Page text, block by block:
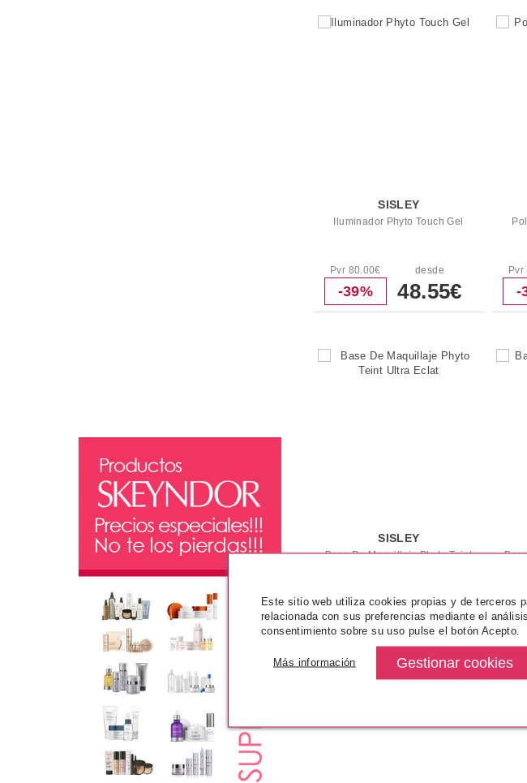
SISLEY
Iluminador Phyto Touch Gel
Pvr 80.00€
-39%
desde
48.55€
Pvr
-
SISLEY
Base De Maquillaje Phyto Teint
Pvr 77.50€
-68%
desde
24.50€
Pvr
-
Este sitio web utiliza cookies propias y de terceros
relacionada con sus preferencias mediante el
consentimiento sobre su uso pulse el botón Acepto.
Más información